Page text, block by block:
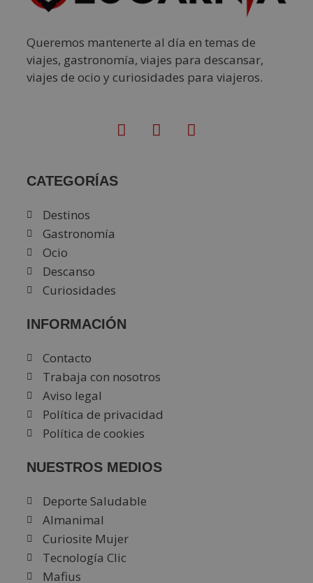
Queremos mantenerte al día en temas de
viajes, gastronomía, viajes para descansar,
viajes de ocio y curiosidades para viajeros.
CATEGORÍAS
Destinos
Gastronomía
Ocio
Descanso
Curiosidades
INFORMACIÓN
Contacto
Trabaja con nosotros
Aviso legal
Política de privacidad
Política de cookies
NUESTROS MEDIOS
Deporte Saludable
Almanimal
Curiosite Mujer
Tecnología Clic
Mafius